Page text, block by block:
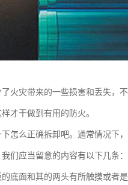
火灾带来的一些损害和丢失，
才干做到有用的防火。
怎么正确拆卸吧。通常情况下
们应当留意的内容有以下几条：
底面和其的两头有所触摸或者